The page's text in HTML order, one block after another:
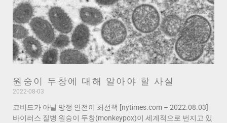
원숭이 두창에 대해 알아야 할 사실
2022-08-03
코비드가 아닐 망정 안전이 최선책 [nytimes.com – 2022.08.03]
바이러스 질병 원숭이 두창(monkeypox)이 세계적으로 번지고 있